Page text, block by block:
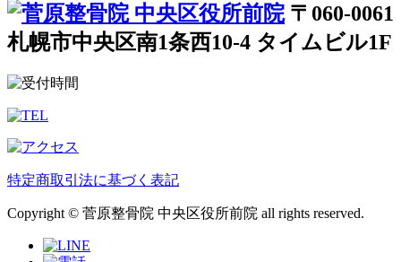
〒060-0061
札幌市中央区南1条西10-4 タイムビル1F
特定商取引法に基づく表記
Copyright © 菅原整骨院 中央区役所前院 all rights reserved.